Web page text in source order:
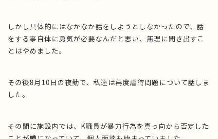
しかし具体的にはなかなか話をしようとしなかったので、話
をする事自体に勇気が必要なんだと思い、無理に聞き出すこ
とはやめました。
その後8月10日の夜勤で、私達は再度虐待問題について話しま
した。
その間に施設内では、K職員が暴力行為を真っ向から否定した